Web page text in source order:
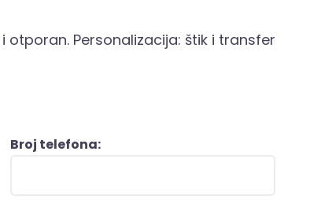
otporan. Personalizacija: štik i transfer
Broj telefona: